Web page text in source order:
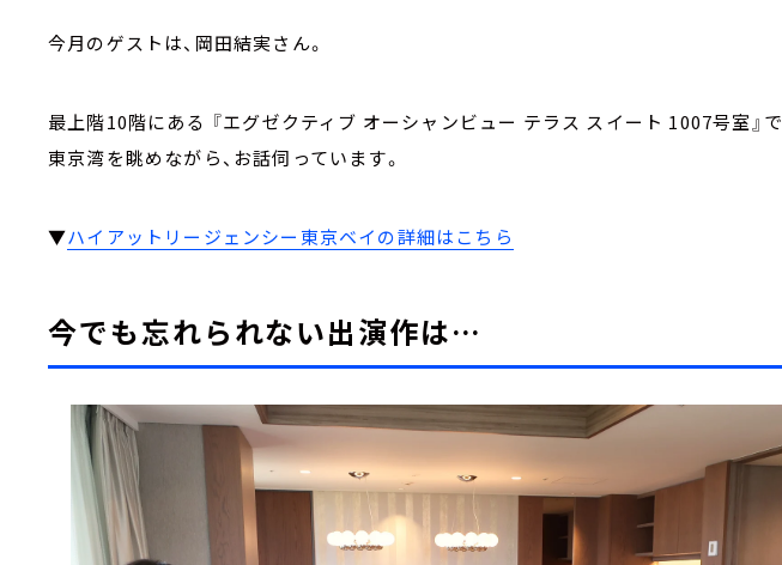
今月のゲストは、岡田結実さん。
最上階10階にある 『エグゼクティブ オーシャンビュー テラス スイート 1007号室』で
東京湾を眺めながら、お話伺っています。
▼ハイアットリージェンシー東京ベイの詳細はこちら
今でも忘れられない出演作は…